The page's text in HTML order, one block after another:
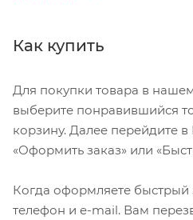
уверенное и безопасное
Комфорт и контроль
Изогнутый руль и мягкие
обеспечивают удобный хват
движение плавным и
сопротивления.
divided into 7 equal parts,
Спицы: Steel 14G
Покрышки: Rubber
27TPI P1427 yellow logo
Передний тормоз:
Задний тормоз:
Грипсы: TPR 22*100MM
Как купить
Для покупки товара в
выберите понравившийся
корзину. Далее перейдите
«Оформить заказ» или
Когда оформляете
телефон и e-mail. Вам